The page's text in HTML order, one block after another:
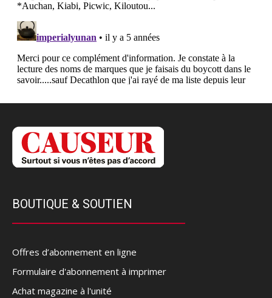
BOUTIQUE & SOUTIEN
Offres d’abonnement en ligne
Formulaire d'abonnement à imprimer
Achat magazine à l'unité